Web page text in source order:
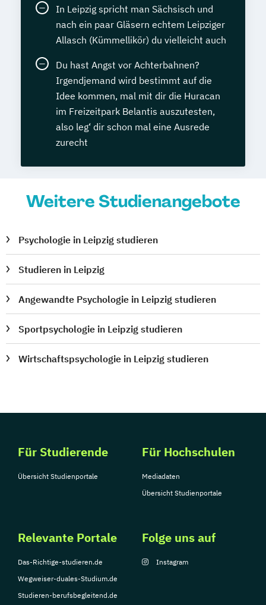
In Leipzig spricht man Sächsisch und
nach ein paar Gläsern echtem Leipziger
Allasch (Kümmellikör) du vielleicht auch
Du hast Angst vor Achterbahnen?
Irgendjemand wird bestimmt auf die
Idee kommen, mal mit dir die Huracan
im Freizeitpark Belantis auszutesten,
also leg‘ dir schon mal eine Ausrede
zurecht
Weitere Studienangebote
Psychologie in Leipzig studieren
Studieren in Leipzig
Angewandte Psychologie in Leipzig studieren
Sportpsychologie in Leipzig studieren
Wirtschaftspsychologie in Leipzig studieren
Für Studierende
Übersicht Studienportale
Für Hochschulen
Mediadaten
Übersicht Studienportale
Relevante Portale
Das-Richtige-studieren.de
Wegweiser-duales-Studium.de
Studieren-berufsbegleitend.de
Folge uns auf
Instagram